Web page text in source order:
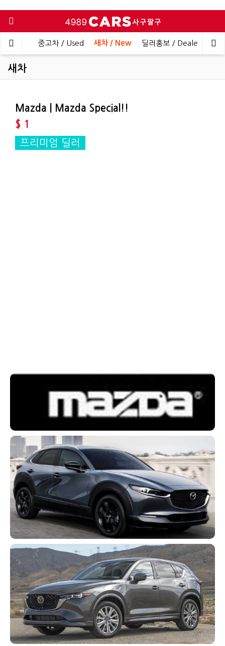
중고차 / Used 새차 / New 딜러홍보 / Dealer PR
새차
Mazda | Mazda Special!!
$ 1
프리미엄 딜러